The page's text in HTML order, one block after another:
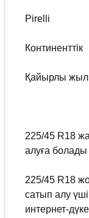
Pirelli
Континенттік
Қайырлы жыл
225/45 R18
алуға болады
225/45 R18
сатып алу
интернет-